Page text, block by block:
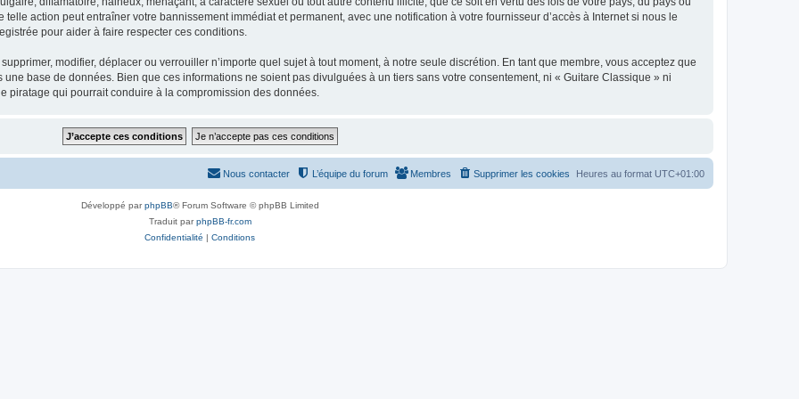
action peut entraîner votre bannissement immédiat et permanent, avec une notification à votre fournisseur d’accès à Internet si nous le
pour aider à faire respecter ces conditions.
modifier, déplacer ou verrouiller n’importe quel sujet à tout moment, à notre seule discrétion. En tant que membre, vous acceptez que
base de données. Bien que ces informations ne soient pas divulguées à un tiers sans votre consentement, ni « Guitare Classique » ni
piratage qui pourrait conduire à la compromission des données.
Heures au format UTC+01:00
Supprimer les cookies
Membres
L’équipe du forum
Nous contacter
Développé parphpBB® Forum Software © phpBB Limited
Traduit parphpBB-fr.com
Confidentialité | Conditions